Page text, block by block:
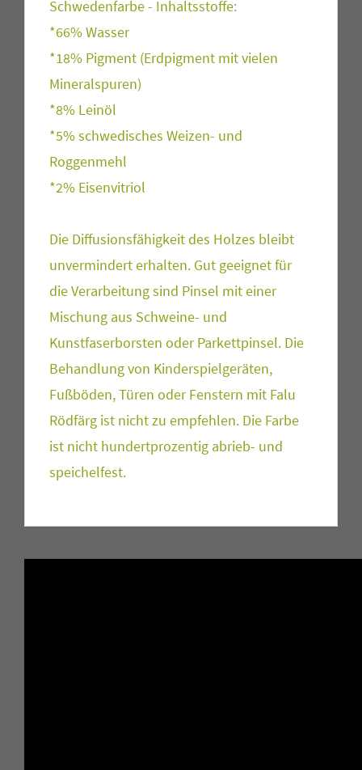
Schwedenfarbe - Inhaltsstoffe:
*66% Wasser
*18% Pigment (Erdpigment mit vielen
Mineralspuren)
*8% Leinöl
*5% schwedisches Weizen- und
Roggenmehl
*2% Eisenvitriol
Die Diffusionsfähigkeit des Holzes bleibt
unvermindert erhalten. Gut geeignet für
die Verarbeitung sind Pinsel mit einer
Mischung aus Schweine- und
Kunstfaserborsten oder Parkettpinsel. Die
Behandlung von Kinderspielgeräten,
Fußböden, Türen oder Fenstern mit Falu
Rödfärg ist nicht zu empfehlen. Die Farbe
ist nicht hundertprozentig abrieb- und
speichelfest.